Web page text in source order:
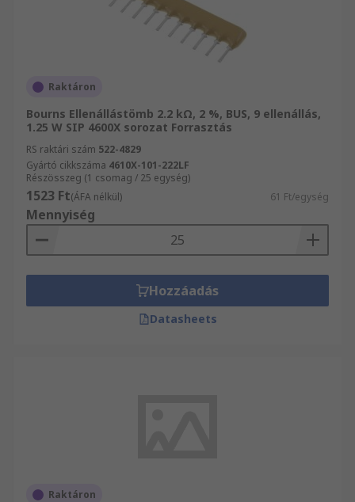
Raktáron
Bourns Ellenállástömb 2.2 kΩ, 2 %, BUS, 9 ellenállás,
1.25 W SIP 4600X sorozat Forrasztás
RS raktári szám 522-4829
Gyártó cikkszáma 4610X-101-222LF
Részösszeg (1 csomag / 25 egység)
1523 Ft(ÁFA nélkül) 61 Ft/egység
Mennyiség
Hozzáadás
Datasheets
Raktáron